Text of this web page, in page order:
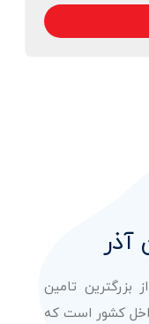
آذر
بزرگترین تامین
کشور است که